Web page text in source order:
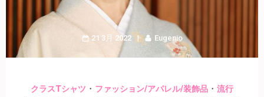
21 3月 2022 Eugenio
クラスTシャツ ・ ファッション/アパレル/装飾品 ・ 流行